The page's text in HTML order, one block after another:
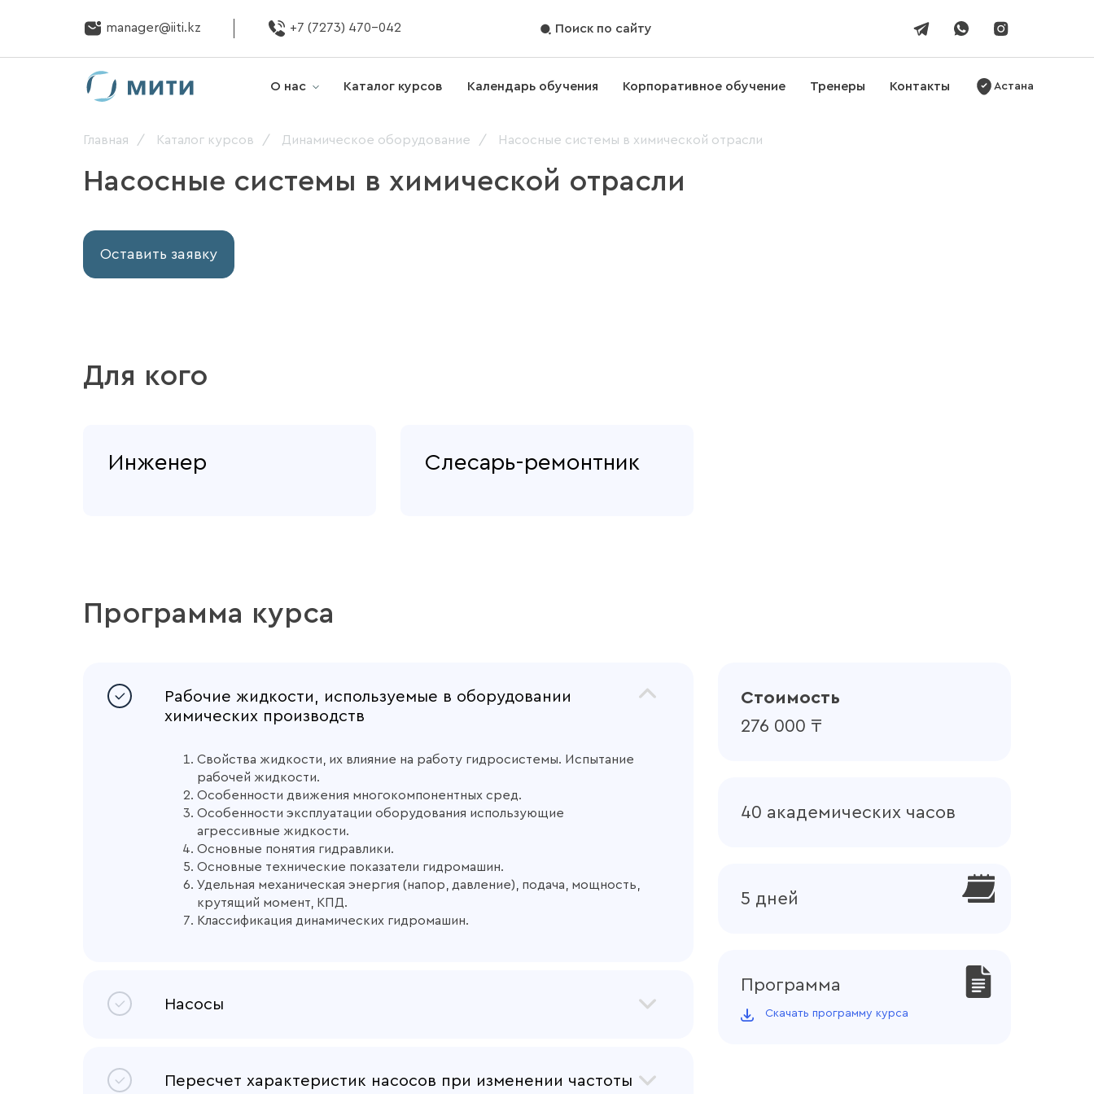
manager@iiti.kz +7 (7273) 470-042 Поиск по сайту
О нас Каталог курсов Календарь обучения Корпоративное обучение Тренеры Контакты Астана
Главная Каталог курсов Динамическое оборудование Насосные системы в химической отрасли
Насосные системы в химической отрасли
Оставить заявку
Для кого
Инженер Слесарь-ремонтник
Программа курса
Рабочие жидкости, используемые в оборудовании
химических производств
Свойства жидкости, их влияние на работу гидросистемы. Испытание
рабочей жидкости.
Особенности движения многокомпонентных сред.
Особенности эксплуатации оборудования использующие
агрессивные жидкости.
Основные понятия гидравлики.
Основные технические показатели гидромашин.
Удельная механическая энергия (напор, давление), подача, мощность,
крутящий момент, КПД.
Классификация динамических гидромашин.
Насосы
насосов объемного типа.
Пересчет характеристик насосов при изменении частоты
Стоимость
276 000 ₸
40 академических часов
5 дней
Программа
Скачать программу курса